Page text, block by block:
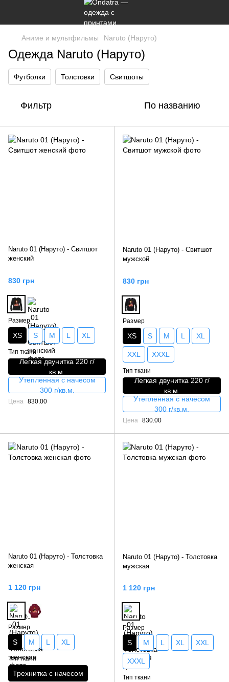
Аниме и мультфильмы Naruto (Наруто)
Одежда Naruto (Наруто)
Футболки Толстовки Свитшоты
Фильтр По названию
Naruto 01 (Наруто) - Свитшот
женский
830 грн
Размер
XS S M L XL
Тип ткани
Легкая двунитка 220 г/
кв.м.
Утепленная с начесом
300 г/кв.м.
Цена 830.00
Naruto 01 (Наруто) - Свитшот
мужской
830 грн
Размер
XS S M L XL
XXL XXXL
Тип ткани
Легкая двунитка 220 г/
кв.м.
Утепленная с начесом
300 г/кв.м.
Цена 830.00
Naruto 01 (Наруто) - Толстовка
женская
1 120 грн
Размер
S M L XL
Тип ткани
Трехнитка с начесом
Naruto 01 (Наруто) - Толстовка
мужская
1 120 грн
Размер
S M L XL XXL
XXXL
Тип ткани